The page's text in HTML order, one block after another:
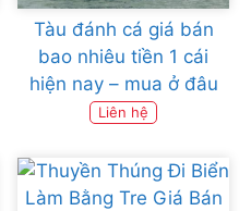
Tàu đánh cá giá bán
bao nhiêu tiền 1 cái
hiện nay – mua ở đâu
Liên hệ